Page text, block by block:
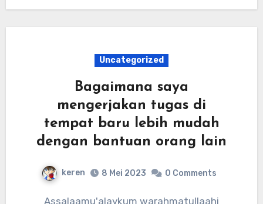
Uncategorized
Bagaimana saya
mengerjakan tugas di
tempat baru lebih mudah
dengan bantuan orang lain
keren 8 Mei 2023 0 Comments
Assalaamu'alaykum warahmatullaahi